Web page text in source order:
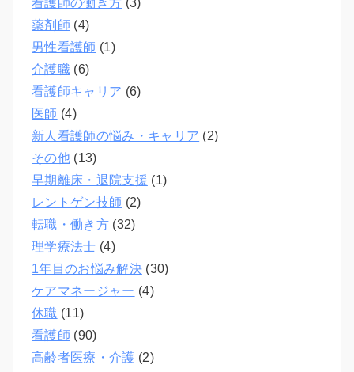
看護師の働き方 (3)
薬剤師 (4)
男性看護師 (1)
介護職(6)
看護師キャリア (6)
医師 (4)
新人看護師の悩み・キャリア (2)
その他(13)
早期離床・退院支援 (1)
レントゲン技師 (2)
転職・働き方(32)
理学療法士 (4)
1年目のお悩み解決(30)
ケアマネージャー (4)
休職 (11)
看護師 (90)
高齢者医療・介護 (2)